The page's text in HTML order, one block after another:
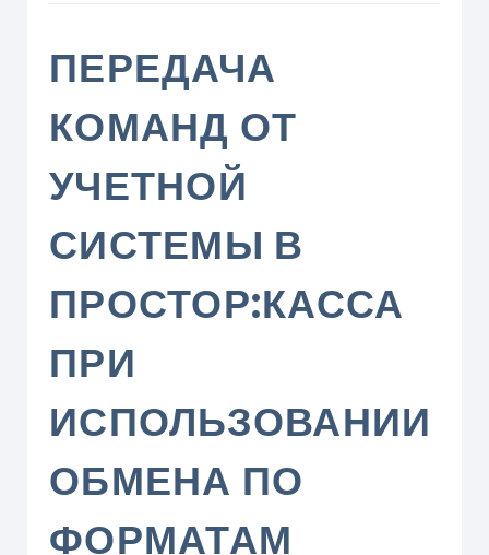
ПЕРЕДАЧА
КОМАНД ОТ
УЧЕТНОЙ
СИСТЕМЫ В
ПРОСТОР:КАССА
ПРИ
ИСПОЛЬЗОВАНИИ
ОБМЕНА ПО
ФОРМАТАМ